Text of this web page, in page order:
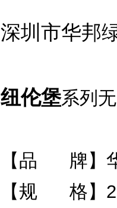
深圳市华邦
纽伦堡系列
【品 牌】
【规 格】